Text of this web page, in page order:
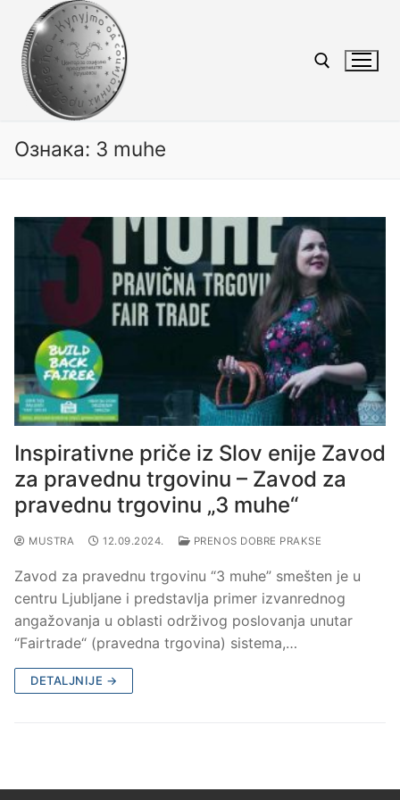
Ознака: 3 muhe
Inspirativne priče iz Slov enije Zavod
za pravednu trgovinu – Zavod za
pravednu trgovinu „3 muhe“
MUSTRA 12.09.2024. PRENOS DOBRE PRAKSE
Zavod za pravednu trgovinu “3 muhe” smešten je u
centru Ljubljane i predstavlja primer izvanrednog
angažovanja u oblasti održivog poslovanja unutar
“Fairtrade“ (pravedna trgovina) sistema,…
DETALJNIJE →